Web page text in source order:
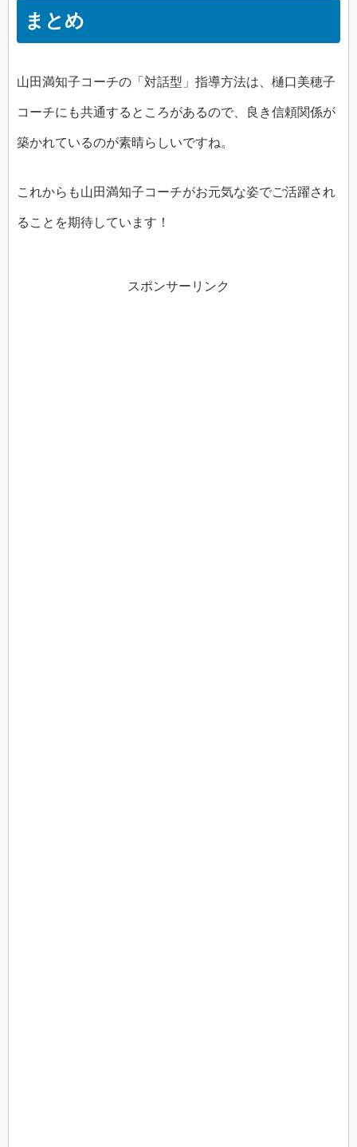
まとめ
山田満知子コーチの「対話型」指導方法は、樋口美穂子
コーチにも共通するところがあるので、良き信頼関係が
築かれているのが素晴らしいですね。
これからも山田満知子コーチがお元気な姿でご活躍され
ることを期待しています！
スポンサーリンク